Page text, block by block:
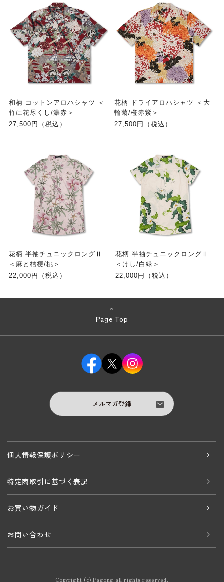
和柄 コットンアロハシャツ ＜
竹に花尽くし/濃赤＞
27,500円（税込）
花柄 ドライアロハシャツ ＜大
輪菊/橙赤紫＞
27,500円（税込）
花柄 半袖チュニックロングⅡ
＜麻と桔梗/桃＞
22,000円（税込）
花柄 半袖チュニックロングⅡ
＜けし/白緑＞
22,000円（税込）
Page Top
メルマガ登録
個人情報保護ポリシー
特定商取引に基づく表記
お買い物ガイド
お問い合わせ
Copyright (c) Pagong all rights reserved.